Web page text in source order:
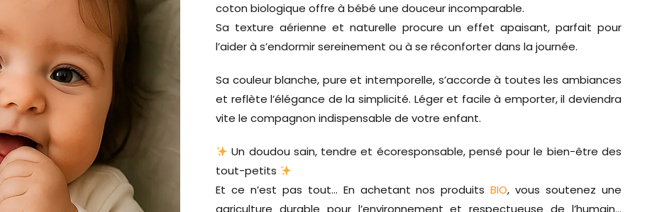
coton biologique offre à bébé une douceur incomparable.
Sa texture aérienne et naturelle procure un effet apaisant, parfait pour
l’aider à s’endormir sereinement ou à se réconforter dans la journée.
Sa couleur blanche, pure et intemporelle, s’accorde à toutes les ambiances
et reflète l’élégance de la simplicité. Léger et facile à emporter, il deviendra
vite le compagnon indispensable de votre enfant.
Un doudou sain, tendre et écoresponsable, pensé pour le bien-être des
tout-petits
Et ce n’est pas tout… En achetant nos produitsBIO, vous soutenez une